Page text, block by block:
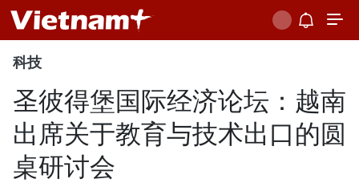
科技
圣彼得堡国际经济论坛：越南
出席关于教育与技术出口的圆
桌研讨会